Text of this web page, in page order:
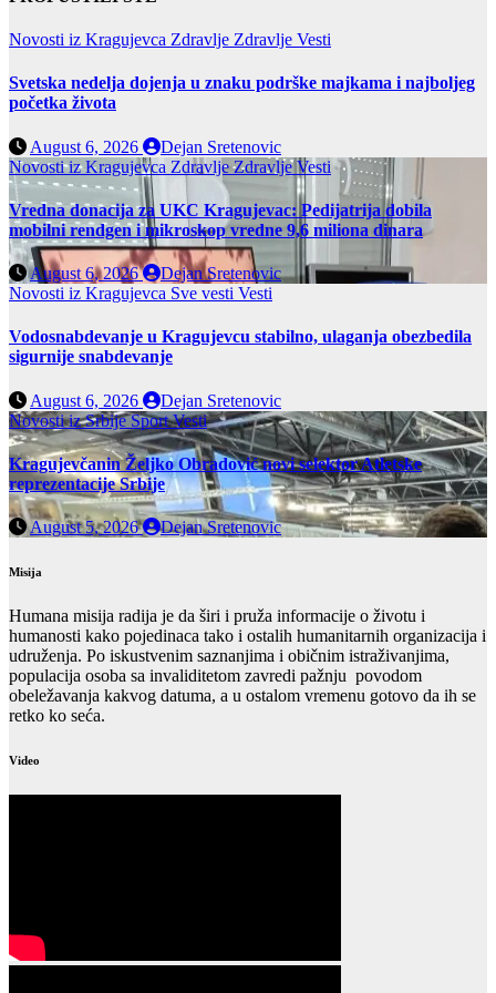
Novosti iz Kragujevca Zdravlje Zdravlje Vesti
Svetska nedelja dojenja u znaku podrške majkama i najboljeg
početka života
August 6, 2026
Dejan Sretenovic
Novosti iz Kragujevca ZdravljeZdravlje Vesti
Vredna donacija za UKC Kragujevac: Pedijatrija dobila
mobilni rendgen i mikroskop vredne 9,6 miliona dinara
August 6, 2026
Dejan Sretenovic
Novosti iz Kragujevca Sve vesti Vesti
Vodosnabdevanje u Kragujevcu stabilno, ulaganja obezbedila
sigurnije snabdevanje
August 6, 2026
Dejan Sretenovic
Novosti iz SrbijeSportVesti
Kragujevčanin Željko Obradović novi selektor Atletske
reprezentacije Srbije
August 5, 2026 Dejan Sretenovic
Misija
Humana misija radija je da širi i pruža informacije o životu i
humanosti kako pojedinaca tako i ostalih humanitarnih organizacija i
udruženja. Po iskustvenim saznanjima i običnim istraživanjima,
populacija osoba sa invaliditetom zavredi pažnju povodom
obeležavanja kakvog datuma, a u ostalom vremenu gotovo da ih se
retko ko seća.
Video